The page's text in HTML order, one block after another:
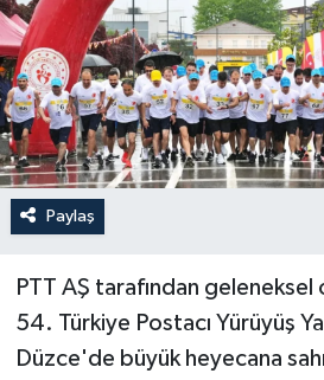
Paylaş
PTT AŞ tarafından
54. Türkiye Postacı Yürüyüş
Düzce'de büyük heyecana